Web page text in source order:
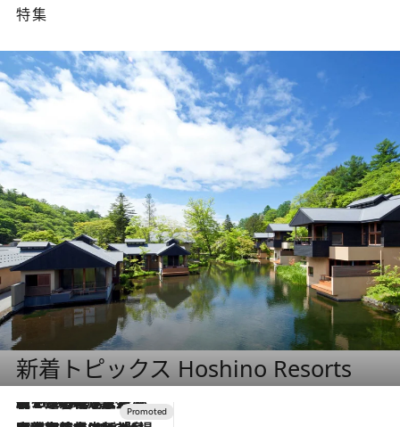
特集
新着トピックス Hoshino Resorts
2026.8.7
【トンボの足水浴】ヒノキの香りに包まれて涼感マックス！約13℃の湧水かけ流しを避暑地「星野温泉 トンボの湯」で体験